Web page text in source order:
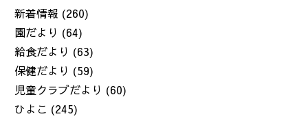
新着情報 (260)
園だより (64)
給食だより (63)
保健だより (59)
児童クラブだより (60)
ひよこ (245)